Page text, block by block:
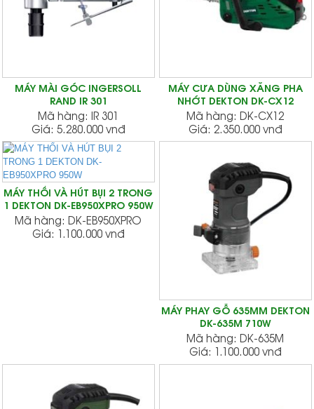
MÁY MÀI GÓC INGERSOLL
RAND IR 301
Mã hàng:IR 301
Giá:5.280.000 vnđ
MÁY CƯA DÙNG XĂNG PHA
NHỚT DEKTON DK-CX12
Mã hàng:DK-CX12
Giá: 2.350.000 vnđ
MÁY THỔI VÀ HÚT BỤI 2 TRONG
1 DEKTON DK-EB950XPRO 950W
Mã hàng:DK-EB950XPRO
Giá: 1.100.000 vnđ
MÁY PHAY GỖ 635MM DEKTON
DK-635M 710W
Mã hàng:DK-635M
Giá: 1.100.000 vnđ